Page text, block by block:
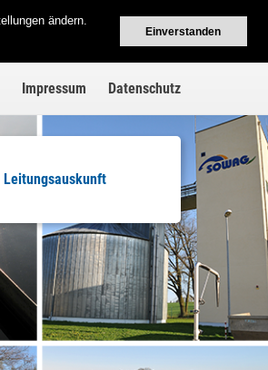
ändern.
Einverstanden
Impressum Datenschutz
Leitungsauskunft